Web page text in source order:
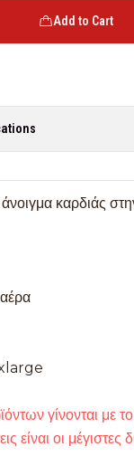
Add to Cart
καρδιάς
γίνονται με
είναι οι μέγιστες